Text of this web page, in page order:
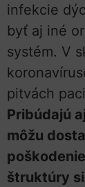
infekcie
byť aj iné
systém. V
pitvách
Pribúdajú
môžu
štruktúry